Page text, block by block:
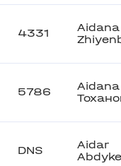
4331
Aidana
5786
Aidana
DNS
Aidar